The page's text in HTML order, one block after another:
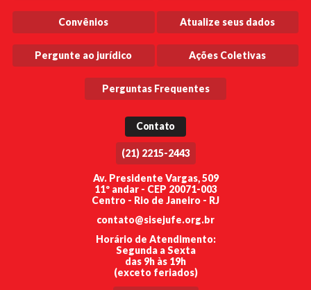
Convênios Atualize seus dados
Pergunte ao jurídico Ações Coletivas
Perguntas Frequentes
Contato
(21) 2215-2443
Av. Presidente Vargas, 509
11º andar - CEP 20071-003
Centro - Rio de Janeiro - RJ
contato@sisejufe.org.br
Horário de Atendimento:
Segunda a Sexta
das 9h às 19h
(exceto feriados)